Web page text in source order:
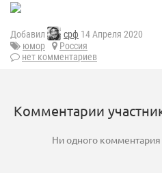
Добавил срф 14 Апреля 2020
юмор
Россия
нет комментариев
Комментарии
Ни одного